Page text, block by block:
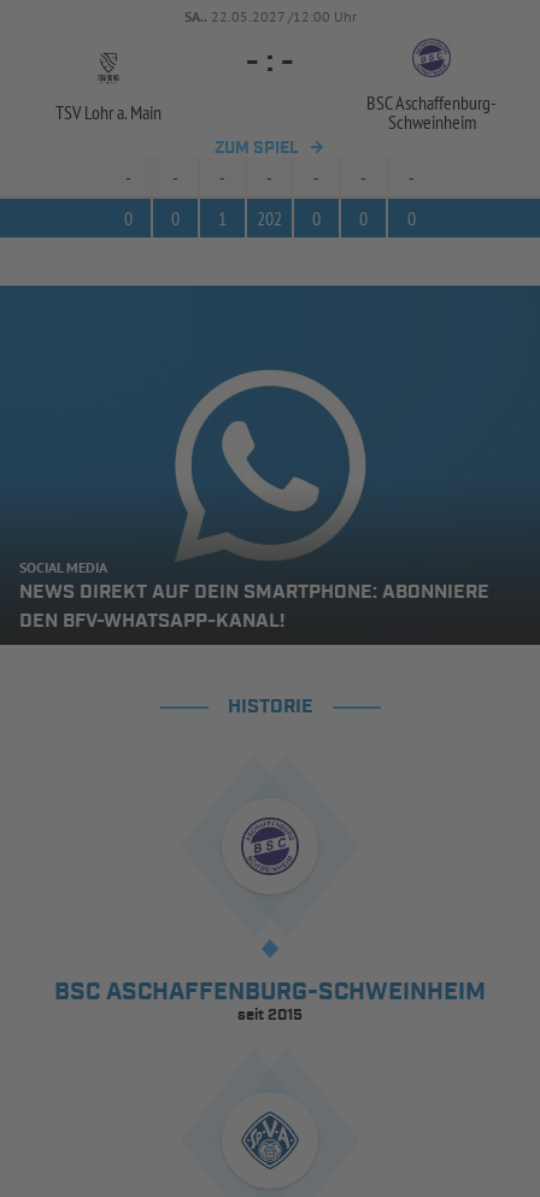
SA.. 22.05.2027 /12:00 Uhr
TSV Lohr a. Main
- : -
BSC Aschaffenburg-
Schweinheim
ZUM SPIEL
- - - - - -
-
0
0 1 202 0 0 0
SOCIAL MEDIA
NEWS DIREKT AUF DEIN SMARTPHONE: ABONNIERE
DEN BFV-WHATSAPP-KANAL!
HISTORIE
BSC ASCHAFFENBURG-SCHWEINHEIM
seit 2015